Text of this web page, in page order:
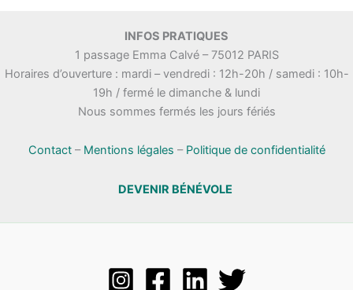
INFOS PRATIQUES
1 passage Emma Calvé – 75012 PARIS
Horaires d’ouverture : mardi – vendredi : 12h-20h / samedi : 10h-
19h / fermé le dimanche & lundi
Nous sommes fermés les jours fériés
Contact– Mentions légales – Politique de confidentialité
DEVENIR BÉNÉVOLE